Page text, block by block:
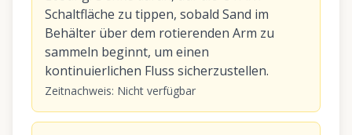
Schaltfläche zu tippen, sobald Sand im
Behälter über dem rotierenden Arm zu
sammeln beginnt, um einen
kontinuierlichen Fluss sicherzustellen.
Zeitnachweis: Nicht verfügbar